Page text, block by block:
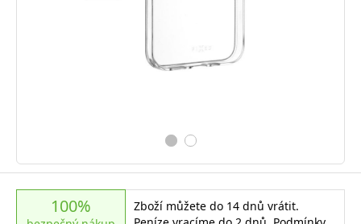
100%
Zboží můžete do 14 dnů vrátit.